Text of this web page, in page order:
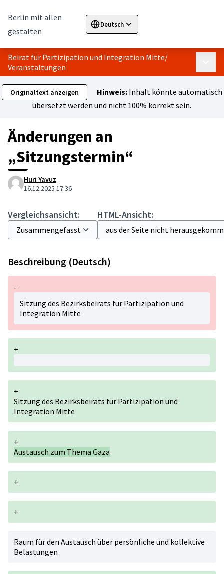
Berlin mit allen
gestalten
Deutsch
Sprache wählen
Beirat für Partizipation und Integration Mitte/
Veranstaltungen
Originaltext anzeigen Hinweis:Inhalt könnte automatisch
übersetzt werden und nicht 100% korrekt sein.
Änderungen an
„Sitzungstermin“
Huri Yavuz
16.12.2025 17:36
Vergleichsansicht: HTML-Ansicht:
Beschreibung (Deutsch)
-
Sitzung des Bezirksbeirats für Partizipation und
Integration Mitte
+
+
Sitzung des Bezirksbeirats für Partizipation und
Integration Mitte
+
Austausch zum Thema Gaza
+
+
Raum für den Austausch über persönliche und kollektive
Belastungen